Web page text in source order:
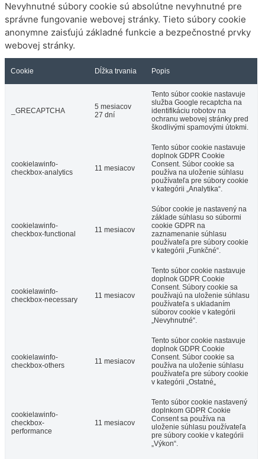
Nevyhnutné súbory cookie sú absolútne nevyhnutné pre
správne fungovanie webovej stránky. Tieto súbory cookie
anonymne zaisťujú základné funkcie a bezpečnostné prvky
webovej stránky.
Cookie Dĺžka trvania Popis
_GRECAPTCHA
5 mesiacov
27 dní
Tento súbor cookie nastavuje
služba Google recaptcha na
identifikáciu robotov na
ochranu webovej stránky pred
škodlivými spamovými útokmi.
cookielawinfo-
checkbox-analytics
11 mesiacov
Tento súbor cookie nastavuje
doplnok GDPR Cookie
Consent. Súbor cookie sa
používa na uloženie súhlasu
používateľa pre súbory cookie
v kategórii „Analytika“.
cookielawinfo-
checkbox-functional
11 mesiacov
Súbor cookie je nastavený na
základe súhlasu so súbormi
cookie GDPR na
zaznamenanie súhlasu
používateľa pre súbory cookie
v kategórii „Funkčné“.
cookielawinfo-
checkbox-necessary
11 mesiacov
Tento súbor cookie nastavuje
doplnok GDPR Cookie
Consent. Súbory cookie sa
používajú na uloženie súhlasu
používateľa s ukladaním
súborov cookie v kategórii
„Nevyhnutné“.
cookielawinfo-
checkbox-others
11 mesiacov
Tento súbor cookie nastavuje
doplnok GDPR Cookie
Consent. Súbor cookie sa
používa na uloženie súhlasu
používateľa pre súbory cookie
v kategórii „Ostatné„
cookielawinfo-
checkbox-
performance
11 mesiacov
Tento súbor cookie nastavený
doplnkom GDPR Cookie
Consent sa používa na
uloženie súhlasu používateľa
pre súbory cookie v kategórii
„Výkon“.